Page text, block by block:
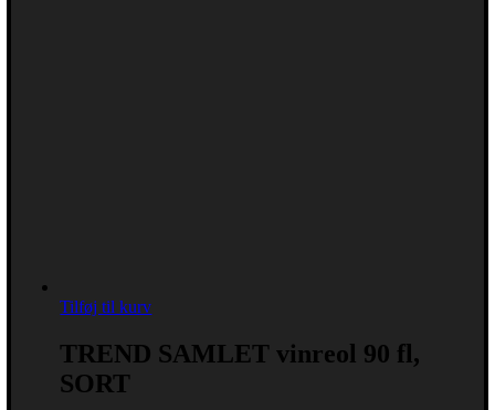
Tilføj til kurv
TREND SAMLET vinreol 90 fl,
SORT